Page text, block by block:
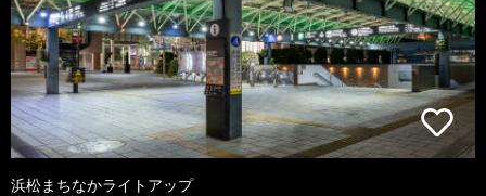
浜松まちなかライトアップ